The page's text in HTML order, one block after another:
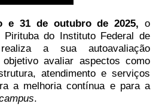
e 31 de outubro de 2025, o
do Instituto Federal de
a sua autoavaliação
avaliar aspectos como
atendimento e serviços
a melhoria contínua e para a
.